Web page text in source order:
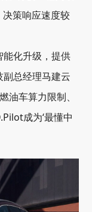
策响应速度较
能化升级，提供
总经理马建云
油车算力限制、
成为‘最懂中